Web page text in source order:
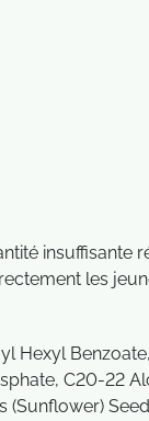
insuffisante
les
C20-22
(Sunflower)